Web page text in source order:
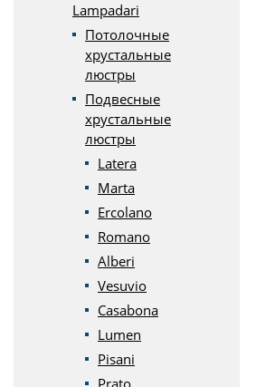
Lampadari
Потолочные
хрустальные
люстры
Подвесные
хрустальные
люстры
Latera
Marta
Ercolano
Romano
Alberi
Vesuvio
Casabona
Lumen
Pisani
Prato